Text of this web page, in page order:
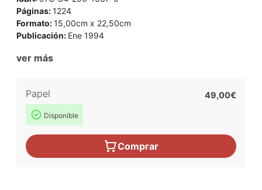
Páginas:1224
Formato:15,00cm x 22,50cm
Publicación: Ene 1994
ver más
Papel
Disponible
49,00€
Comprar